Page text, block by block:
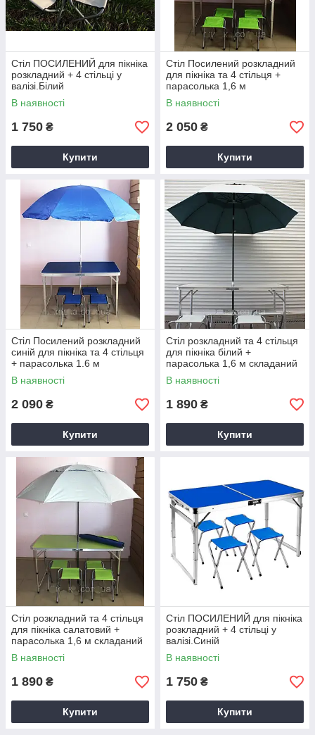
Стіл ПОСИЛЕНИЙ для пікніка
розкладний + 4 стільці у
валізі.Білий
В наявності
1 750 ₴
Купити
Стіл Посилений розкладний
для пікніка та 4 стільця +
парасолька 1,6 м
В наявності
2 050 ₴
Купити
Стіл Посилений розкладний
синій для пікніка та 4 стільця
+ парасолька 1.6 м
В наявності
2 090 ₴
Купити
Стіл розкладний та 4 стільця
для пікніка білий +
парасолька 1,6 м складаний
компактний в подарунок
В наявності
1 890 ₴
Купити
Стіл розкладний та 4 стільця
для пікніка салатовий +
парасолька 1,6 м складаний
компактний в подарунок
В наявності
1 890 ₴
Купити
Стіл ПОСИЛЕНИЙ для пікніка
розкладний + 4 стільці у
валізі.Синій
В наявності
1 750 ₴
Купити